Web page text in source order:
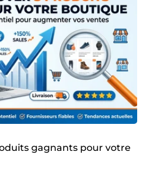
gagnants pour votre